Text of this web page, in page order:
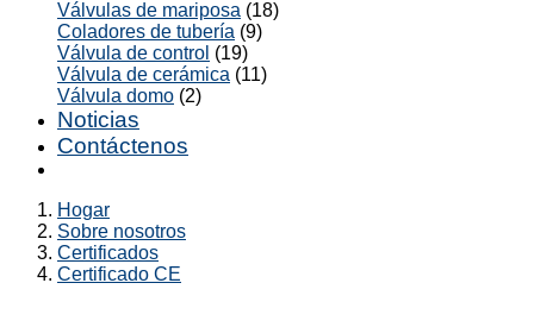
Válvulas de mariposa (18)
Coladores de tubería (9)
Válvula de control (19)
Válvula de cerámica (11)
Válvula domo (2)
Noticias
Contáctenos
Hogar
Sobre nosotros
Certificados
Certificado CE